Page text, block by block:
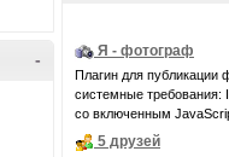
- Я - фотограф
Плагин для публикации
системные требования:
со включенным
5 друзей